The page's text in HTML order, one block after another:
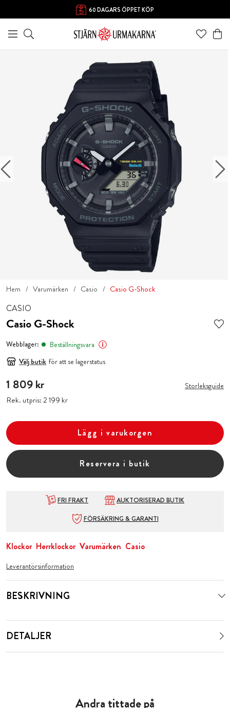
60 DAGARS ÖPPET KÖP
FRI FRAKT ÖVER 1000 KR
Hem Varumärken Casio Casio G-Shock
CASIO
Casio G-Shock
Webblager:
Beställningsvara
Välj butik för att se lagerstatus
Pris:1 809 kr
1 809 kr
Rek. utpris:Pris:2 199 kr
2 199 kr
Storleksguide
Lägg i varukorgen
Reservera i butik
FRI FRAKT
AUKTORISERAD BUTIK
FÖRSÄKRING & GARANTI
Klockor Herrklockor Varumärken Casio
Leverantörsinformation
BESKRIVNING
DETALJER
Andra tittade på